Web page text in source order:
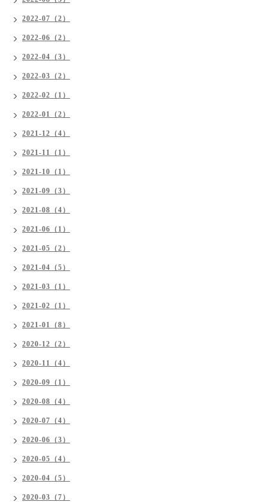
2022-07（2）
2022-06（2）
2022-04（3）
2022-03（2）
2022-02（1）
2022-01（2）
2021-12（4）
2021-11（1）
2021-10（1）
2021-09（3）
2021-08（4）
2021-06（1）
2021-05（2）
2021-04（5）
2021-03（1）
2021-02（1）
2021-01（8）
2020-12（2）
2020-11（4）
2020-09（1）
2020-08（4）
2020-07（4）
2020-06（3）
2020-05（4）
2020-04（5）
2020-03（7）